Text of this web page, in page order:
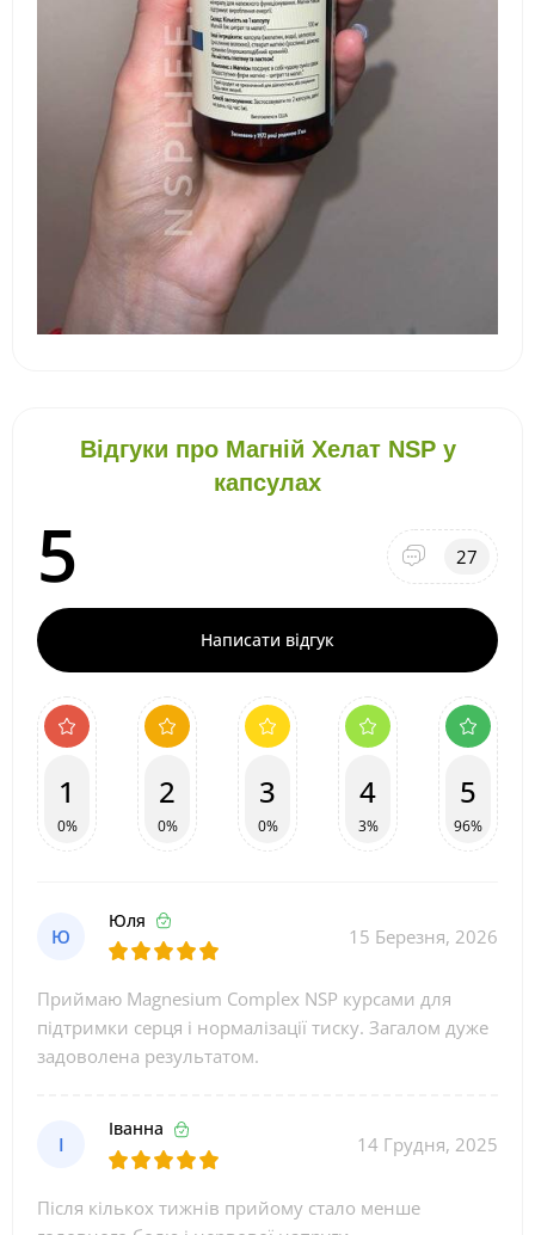
Відгуки про Магній Хелат NSP у
капсулах
5 27
Написати відгук
1
0%
2
0%
3
0%
4
3%
5
96%
Ю
Юля
15 Березня, 2026
Приймаю Magnesium Complex NSP курсами для
підтримки серця і нормалізації тиску. Загалом дуже
задоволена результатом.
І
Іванна
14 Грудня, 2025
Після кількох тижнів прийому стало менше